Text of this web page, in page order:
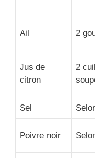
Ail 2
Jus de
citron
2
Sel
Poivre noir